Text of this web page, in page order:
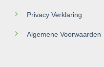
Privacy Verklaring
Algemene Voorwaarden